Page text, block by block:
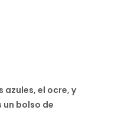
azules, el ocre, y
bolso de